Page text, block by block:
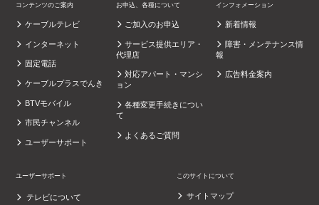
コンテンツのご案内
ケーブルテレビ
インターネット
固定電話
ケーブルプラスでんき
BTVモバイル
市民チャンネル
ユーザーサポート
お申込、各種について
ご加入のお申込
サービス提供エリア・
代理店
対応アパート・マンシ
ョン
各種変更手続きについ
て
よくあるご質問
インフォメーション
新着情報
障害・メンテナンス情
報
広告料金案内
ユーザーサポート
テレビについて
このサイトについて
サイトマップ